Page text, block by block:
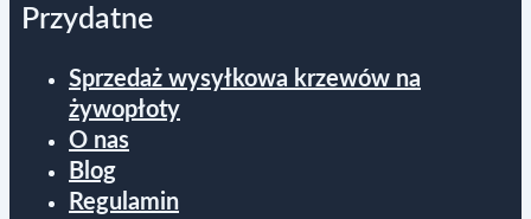
Przydatne
Sprzedaż wysyłkowa krzewów na
żywopłoty
O nas
Blog
Regulamin